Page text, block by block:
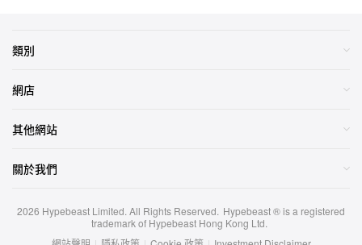
類別
網店
其他網站
關於我們
2026 Hypebeast Limited. All Rights Reserved. Hypebeast ® is a registered
trademark of Hypebeast Hong Kong Ltd.